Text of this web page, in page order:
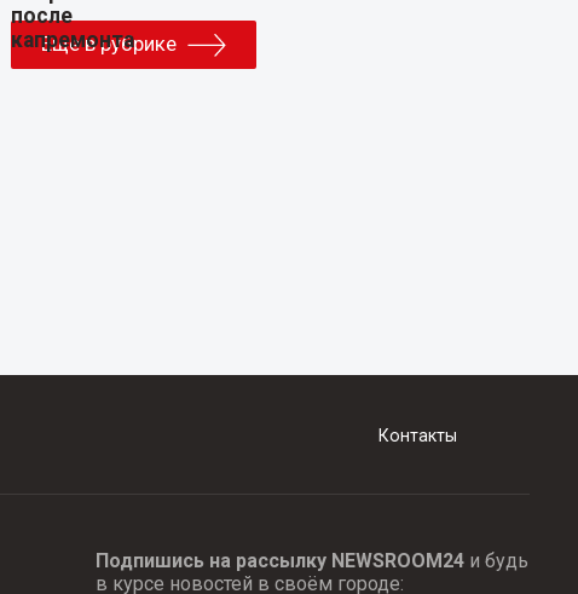
Еще в рубрике
Контакты
Подпишись на рассылку NEWSROOM24и будь
в курсе новостей в своём городе: